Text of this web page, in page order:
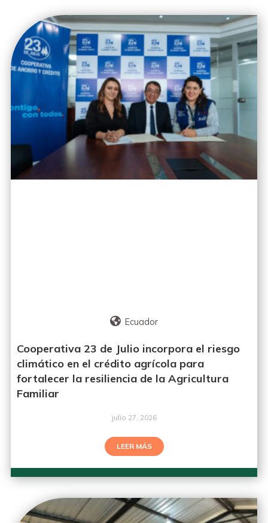
Ecuador
Cooperativa 23 de Julio incorpora el riesgo
climático en el crédito agrícola para
fortalecer la resiliencia de la Agricultura
Familiar
julio 27, 2026
LEER MÁS